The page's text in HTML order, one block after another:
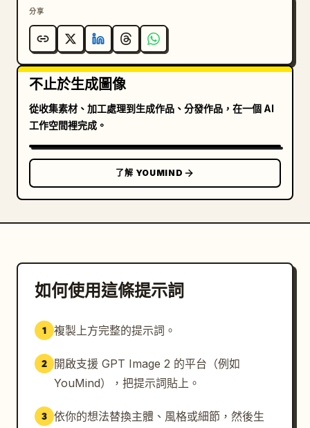
分享
不止於生成圖像
從收集素材、加工處理到生成作品、分發作品，在一個 AI
工作空間裡完成。
了解 YOUMIND
如何使用這條提示詞
1 複製上方完整的提示詞。
2
開啟支援 GPT Image 2 的平台（例如
YouMind），把提示詞貼上。
3 依你的想法替換主體、風格或細節，然後生